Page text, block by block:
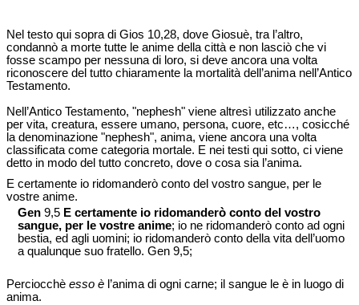
Nel testo qui sopra di Gios 10,28, dove Giosuè, tra l’altro,
condannò a morte tutte le anime della città e non lasciò che vi
fosse scampo per nessuna di loro, si deve ancora una volta
riconoscere del tutto chiaramente la mortalità dell’anima nell’Antico
Testamento.
Nell’Antico Testamento, "nephesh" viene altresì utilizzato anche
per vita, creatura, essere umano, persona, cuore, etc…, cosicché
la denominazione "nephesh", anima, viene ancora una volta
classificata come categoria mortale. E nei testi qui sotto, ci viene
detto in modo del tutto concreto, dove o cosa sia l’anima.
E certamente io ridomanderò conto del vostro sangue, per le
vostre anime.
Gen 9,5 E certamente io ridomanderò conto del vostro
sangue, per le vostre anime; io ne ridomanderò conto ad ogni
bestia, ed agli uomini; io ridomanderò conto della vita dell’uomo
a qualunque suo fratello. Gen 9,5;
Perciocchè esso è l’anima di ogni carne; il sangue le è in luogo di
anima.